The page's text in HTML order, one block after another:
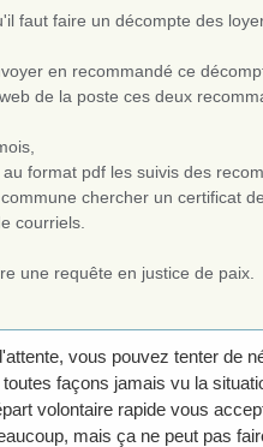
faut faire un décompte des
en recommandé ce
de la poste ces deux
format pdf les suivis des
chercher un certificat
courriels.
une requête en justice de paix.
vous pouvez tenter de
façons jamais vu la
volontaire rapide vous
mais ça ne peut pas